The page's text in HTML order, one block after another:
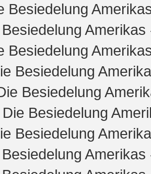
Besiedelung
Amerikas
Besiedelung
Besiedelung
Besiedelung
Besiedelung
Besiedelung
Amerikas